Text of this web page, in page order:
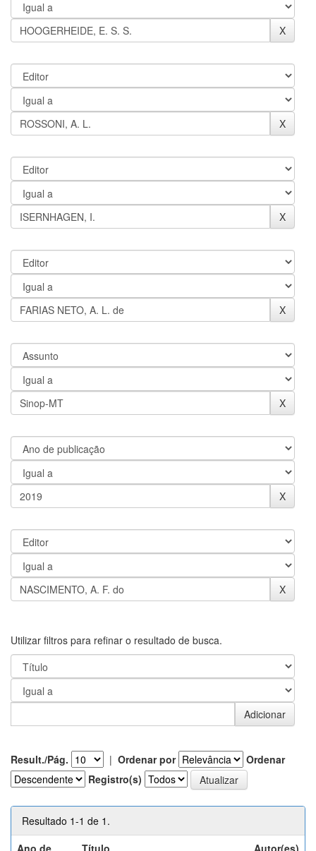
Utilizar filtros para refinar o resultado de busca.
Result./Pág. | Ordenar por
Ordenar
Registro(s)
Resultado 1-1 de 1.
Ano de
Título Autor(es)